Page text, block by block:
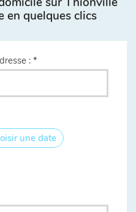
en quelques clics
:
une date